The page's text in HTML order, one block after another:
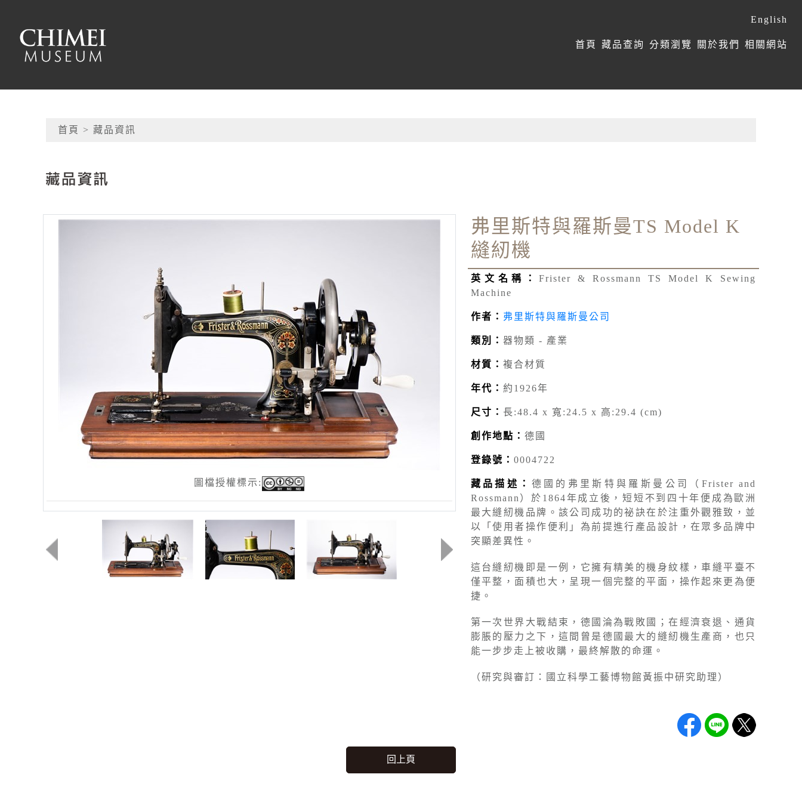
奇美博物館
網頁導覽
首頁 藏品查詢 分類瀏覽 關於我們 相關網站
English
首頁 > 藏品資訊
圖檔授權標示:
弗里斯特與羅斯曼TS Model K
縫紉機
英文名稱：Frister & Rossmann TS Model K Sewing
Machine
作者： 弗里斯特與羅斯曼公司
類別： 器物類 - 產業
材質： 複合材質
年代： 約1926年
尺寸： 長:48.4 x 寬:24.5 x 高:29.4 (cm)
創作地點： 德國
登錄號： 0004722
藏品描述： 德國的弗里斯特與羅斯曼公司（Frister and
Rossmann）於1864年成立後，短短不到四十年便成為歐洲
最大縫紉機品牌。該公司成功的祕訣在於注重外觀雅致，並
以「使用者操作便利」為前提進行產品設計，在眾多品牌中
突顯差異性。
這台縫紉機即是一例，它擁有精美的機身紋樣，車縫平臺不
僅平整，面積也大，呈現一個完整的平面，操作起來更為便
捷。
第一次世界大戰結束，德國淪為戰敗國；在經濟衰退、通貨
膨脹的壓力之下，這間曾是德國最大的縫紉機生產商，也只
能一步步走上被收購，最終解散的命運。
（研究與審訂：國立科學工藝博物館黃振中研究助理）
回上頁